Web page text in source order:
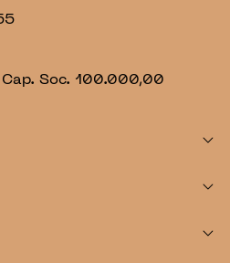
Soc. 100.000,00